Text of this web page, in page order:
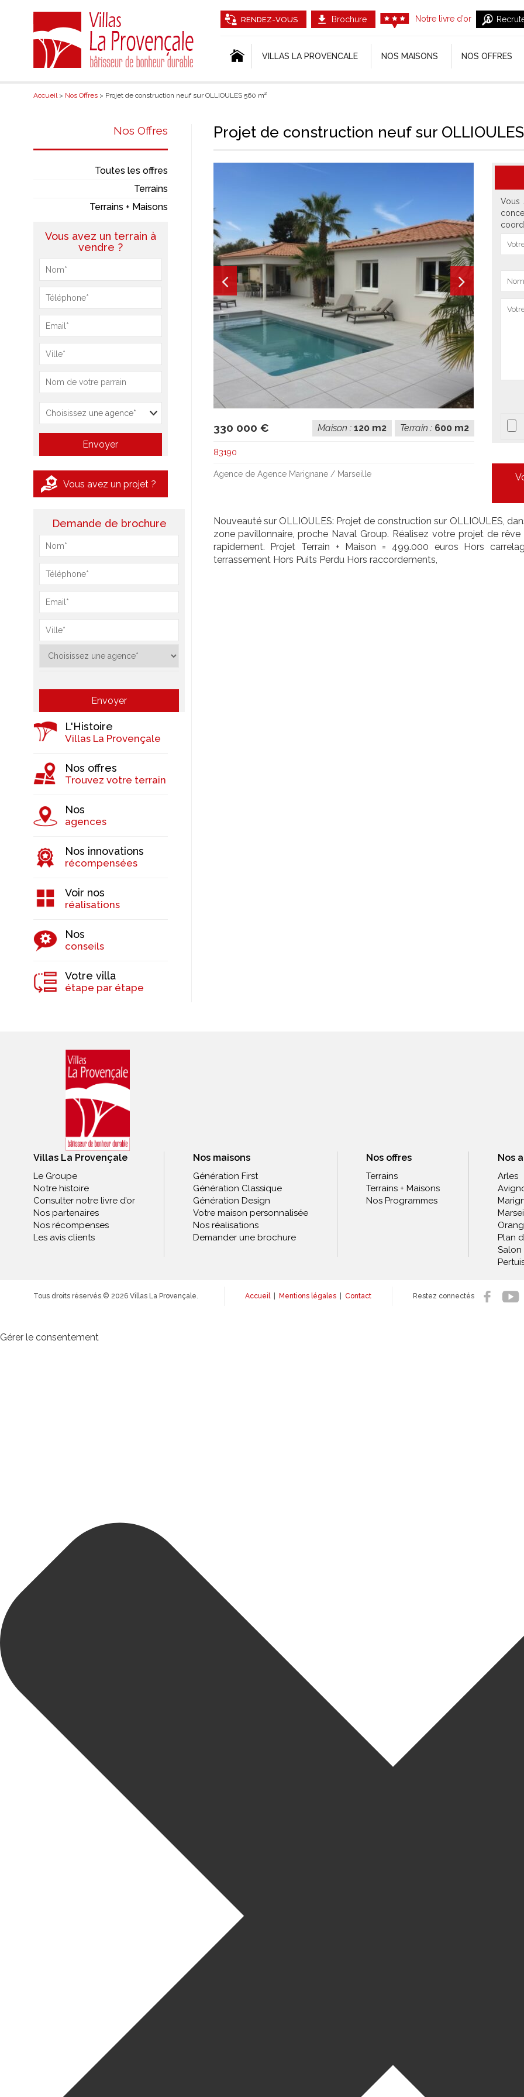
RENDEZ-VOUS Brochure Notre livre d’or
VILLAS LA PROVENCALE NOS MAISONS NOS OFFRES
Accueil> Nos Offres > Projet de construction neuf sur OLLIOULES 560 m²
Projet de construction neuf sur
330 000 € Terrain : 600 m2
Maison : 120 m2
83190
Agence de Agence Marignane / Marseille
Vous
Nouveauté sur OLLIOULES: Projet de construction sur OLLIOULES,
zone pavillonnaire, proche Naval Group. Réalisez votre projet de
rapidement. Projet Terrain + Maison = 499.000 euros Hors
terrassement Hors Puits Perdu Hors raccordements,
Nos Offres
Toutes les offres
Terrains
Terrains + Maisons
Vous avez un terrain à
vendre ?
Vous avez un projet ?
Demande de brochure
L'Histoire
Villas La Provençale
Nos offres
Trouvez votre terrain
Nos
agences
Nos innovations
récompensées
Voir nos
réalisations
Nos
conseils
Votre villa
étape par étape
Villas La Provençale
Le Groupe
Notre histoire
Consulter notre livre d’or
Nos partenaires
Nos récompenses
Les avis clients
Nos maisons
Génération First
Génération Classique
Génération Design
Votre maison personnalisée
Nos réalisations
Demander une brochure
Nos offres
Terrains
Terrains + Maisons
Nos Programmes
Nos
Arles
Plan
Salon
© 2026 Villas La Provençale.
Tous droits réservés. Accueil| Mentions légales Contact Restez connectés
Gérer le consentement